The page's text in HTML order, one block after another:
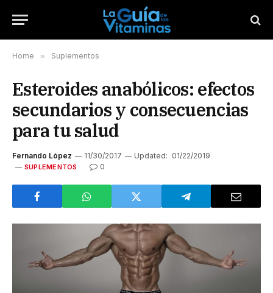
Home » Suplementos
Esteroides anabólicos: efectos
secundarios y consecuencias
para tu salud
Fernando López 11/30/2017 Updated: 01/22/2019
SUPLEMENTOS 0